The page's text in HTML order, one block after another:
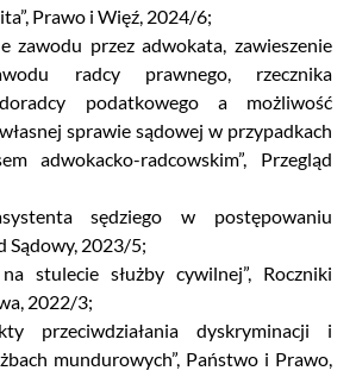
Prawo i Więź, 2024/6;
zawodu przez adwokata, zawieszenie
radcy prawnego, rzecznika
podatkowego a możliwość
sprawie sądowej w przypadkach
adwokacko-radcowskim”, Przegląd
sędziego w postępowaniu
Sądowy, 2023/5;
stulecie służby cywilnej”, Roczniki
2022/3;
przeciwdziałania dyskryminacji i
mundurowych”, Państwo i Prawo,